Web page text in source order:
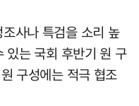
사나 특검을 소리 높
있는 국회 후반기 원 구
구성에는 적극 협조